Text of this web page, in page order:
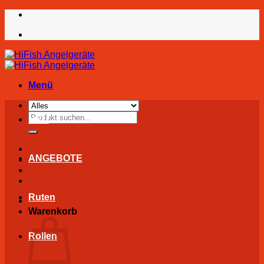
Zum
springen
Menü
Suchen
nach:
Warenkorb
NEU
ANGEBOTE
Ruten
Rollen